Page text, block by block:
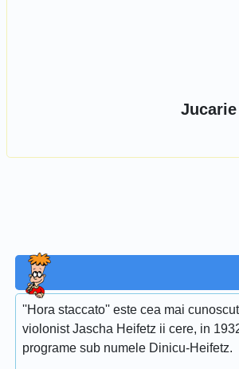
''Hora staccato'' este cea mai
violonist Jascha Heifetz ii cere, in
programe sub numele Dinicu-Heifetz.